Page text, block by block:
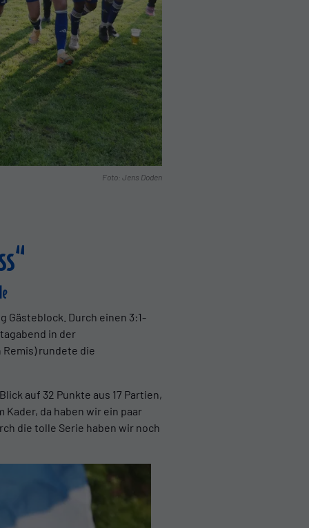
Foto: Jens Doden
Gästeblock. Durch einen 3:1-
in der
rundete die
auf 32 Punkte aus 17 Partien,
Kader, da haben wir ein paar
die tolle Serie haben wir noch